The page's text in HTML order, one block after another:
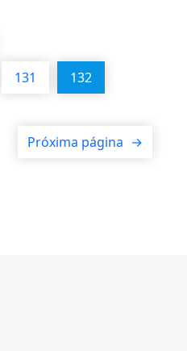
131
132
Próxima página →